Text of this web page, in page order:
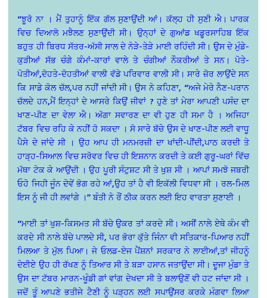
“ਝੂਰੋ ਨਾ । ਮੈਂ ਤੁਹਾਨੂੰ ਇੱਕ ਗੱਲ ਸੁਣਾਉਂਦੀ ਆਂ। ਕੱਲ੍ਹ ਹੀ ਸੁਣੀ ਐ। ਪਾਰਕ
ਵਿਚ ਦਿਆਲੋ ਮਝੈਲਣ ਸੁਣਾਉਂਦੀ ਸੀ। ਉਨ੍ਹਾਂ ਦੇ ਗੁਆਂਡ ਖਡੂਰਸਾਹਿਬ ਇੱਕ
ਬਹੁਤ ਹੀ ਬਿਰਧ ਸੱਤਰ-ਅੱਸੀ ਸਾਲ ਦੇ ਨੇੜੇ-ਤੇੜੇ ਮਾਈ ਰਹਿੰਦੀ ਸੀ। ਉਸ ਦੇ ਮੁੰਡੇ-
ਕੁੜੀਆਂ ਸੱਭ ਚੰਗੇ ਕੰਮਾਂ-ਕਾਰਾਂ ਵਾਲੇ ਤੇ ਚੰਗੀਆਂ ਨੌਕਰੀਆਂ ਤੇ ਸਨ। ਪੋਤੇ-
ਪੋਤੀਆਂ,ਦੋਹਤੇ-ਦੋਹਤੀਆਂ ਵਾਲੀ ਵੱਡੇ ਪਰਿਵਾਰ ਵਾਲੀ ਸੀ। ਸਾਰੇ ਜ਼ੋਰ ਲਾਉਂਦੇ ਸਨ
ਕਿ ਸਾਡੇ ਕੋਲ ਚੱਲ,ਪਰ ਨਹੀਂ ਜਾਂਦੀ ਸੀ। ਉਸ ਨੇ ਕਹਿਣਾ, “ਅਜੇ ਮੇਰੇ ਨੈਣ-ਪਰਾਨ
ਚੱਲਦੇ ਹਨ,ਮੈਂ ਇਨ੍ਹਾਂ ਦੇ ਆਸਰੇ ਕਿਉਂ ਜੀਵਾਂ ? ਹੁਣੇ ਤਾਂ ਮੇਰਾ ਆਪਣੀ ਪਸੰਦ ਦਾ
ਖਾਣ-ਪੀਣ ਦਾ ਵੇਲਾ ਐ। ਅੱਗਾ ਸਵਾਰਣ ਦਾ ਵੀ ਹੁਣ ਹੀ ਸਮਾ ਹੈ । ਅਜਿਹਾ
ਟੱਬਰ ਵਿਚ ਰਹਿ ਕੇ ਨਹੀਂ ਹੋ ਸਕਦਾ । ਸੋ ਸਾਰੇ ਬੱਚੇ ਉਸ ਦੇ ਖਾਣ-ਪੀਣ ਲਈ ਵਾਧੂ
ਪੈਸੇ ਦੇ ਜਾਂਦੇ ਸੀ । ਉਹ ਆਪ ਹੀ ਮਨਮਰਜ਼ੀ ਦਾ ਖਾਂਦੀ-ਪੀਂਦੀ,ਪਾਠ ਕਰਦੀ ਤੇ
ਹਾੜ੍ਹ-ਸਿਆਲ ਵਿਚ ਸਰੋਵਰ ਵਿਚ ਹੀ ਇਸ਼ਨਾਨ ਕਰਦੀ ਤੇ ਕਈ ਗੁਰੂ-ਘਰਾਂ ਵਿੱਚ
ਮੱਥਾ ਟੇਕ ਕੇ ਆਉਂਦੀ । ਉਹ ਪੂਰੀ ਸੰਟੁਸ਼ਟ ਸੀ ਤੇ ਖੁਸ਼ ਸੀ । ਆਪਾਂ ਸਮਝੋ ਜਬਰੀ
ਓਹੋ ਜਿਹੀ ਜੂੰਨ ਦੋਵੇਂ ਭੋਗ ਰਹੇ ਆਂ,ਉਹ ਤਾਂ ਹੈ ਵੀ ਇਕੱਲੀ ਵਿਧਵਾ ਸੀ । ਰਲ-ਮਿਲ
ਇਸ ਨੂੰ ਜੀ ਹੀ ਲਵਾਂਗੇ ।” ਬੰਤੀ ਨੇ ਰੌਂ ਠੀਕ ਕਰਨ ਲਈ ਇਹ ਵਾਰਤਾ ਸੁਣਾਈ ।
“ਮਾਈ ਤਾਂ ਖੁਸ਼-ਕਿਸਮਤ ਸੀ ਬੱਚੇ ਉਕਰ ਤਾਂ ਕਰਦੇ ਸੀ। ਅਸੀਂ ਨਾਲੇ ਏਥੇ ਕੰਮ ਵੀ
ਕਰਦੇ ਸੀ ਨਾਲੇ ਬੱਚੇ ਪਾਲਦੇ ਸੀ, ਪਰ ਭੋਰਾ ਕੁੱਤੇ ਜਿੰਨਾ ਵੀ ਸਤਿਕਾਰ-ਪਿਆਰ ਨਹੀਂ
ਮਿਲਆ ਤੇ ਮੁੱਲ ਪਿਆ। ਜੇ ਓਲਡ-ਏਜ ਪੈਂਸ਼ਨਾਂ ਸਰਕਾਰ ਨੇ ਲਾਈਆਂ,ਤਾਂ ਜੀਹਨੂੰ
ਦੇਈਏ ਉਹ ਹੀ ਰੱਖਣ ਨੂੰ ਤਿਆਰ ਸੀ ਤੇ ਬੜਾ ਹਸਾਨ ਜਤਾਉਂਦਾ ਸੀ। ਦੂਜਾ ਮੁੰਡਾ ਤੇ
ਉਸ ਦਾ ਟੱਬਰ ਮਾਰਨ-ਖੂੰਡੀ ਗਾਂ ਵਾਂਗ ਦੇਖਦਾ ਸੀ ਤੇ ਬਲਾਉਣੋਂ ਵੀ ਹਟ ਜਾਂਦਾ ਸੀ ।
ਜਦੋਂ ਤੂੰ ਆਪਣੇ ਭਤੀਜੇ ਟੈਣੀ ਨੂੰ ਪੜ੍ਹਨ ਲਈ ਸਪਾਉਂਸਰ ਕਰਕੇ ਮੰਗਵਾ ਲਿਆ